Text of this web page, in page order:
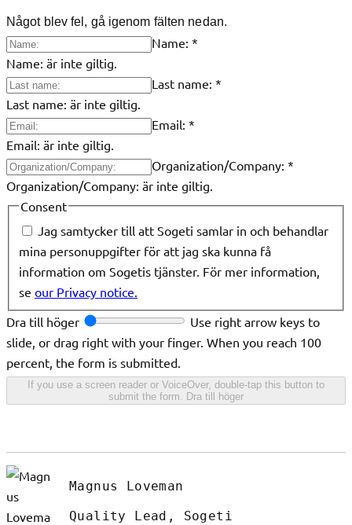
Något blev fel, gå igenom fälten nedan.
Name: *
Name: är inte giltig.
Last name: *
Last name: är inte giltig.
Email: *
Email: är inte giltig.
Organization/Company: *
Organization/Company: är inte giltig.
Consent
Jag samtycker till att Sogeti samlar in och behandlar
mina personuppgifter för att jag ska kunna få
information om Sogetis tjänster. För mer information,
se our Privacy notice.
Dra till höger
Use right arrow keys to
slide, or drag right with your finger. When you reach 100
percent, the form is submitted.
If you use a screen reader or VoiceOver, double-tap this button to
submit the form. Dra till höger
Magnus Loveman
Quality Lead, Sogeti